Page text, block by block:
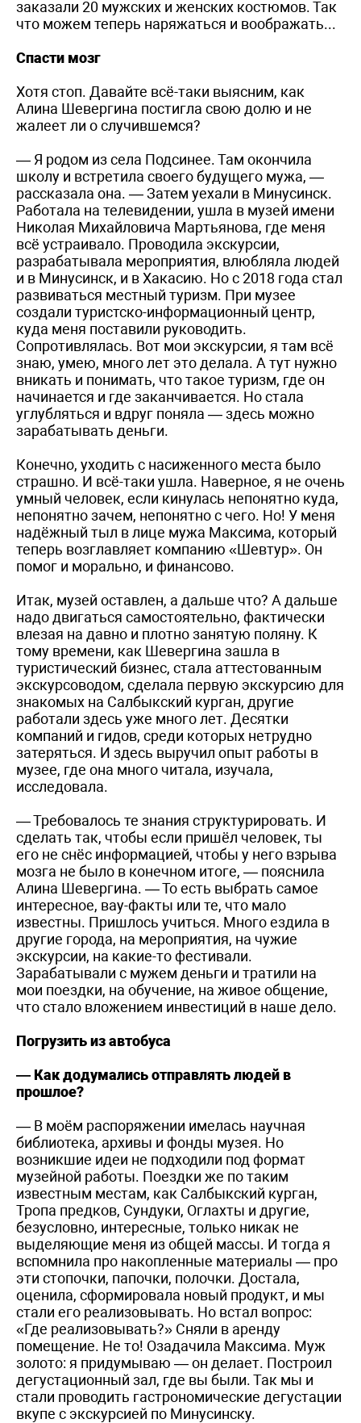
заказали 20 мужских и женских костюмов. Так
что можем теперь наряжаться и воображать...
Спасти мозг
Хотя стоп. Давайте всё-таки выясним, как
Алина Шевергина постигла свою долю и не
жалеет ли о случившемся?
— Я родом из села Подсинее. Там окончила
школу и встретила своего будущего мужа, —
рассказала она. — Затем уехали в Минусинск.
Работала на телевидении, ушла в музей имени
Николая Михайловича Мартьянова, где меня
всё устраивало. Проводила экскурсии,
разрабатывала мероприятия, влюбляла людей
и в Минусинск, и в Хакасию. Но с 2018 года стал
развиваться местный туризм. При музее
создали туристско-информационный центр,
куда меня поставили руководить.
Сопротивлялась. Вот мои экскурсии, я там всё
знаю, умею, много лет это делала. А тут нужно
вникать и понимать, что такое туризм, где он
начинается и где заканчивается. Но стала
углубляться и вдруг поняла — здесь можно
зарабатывать деньги.
Конечно, уходить с насиженного места было
страшно. И всё-таки ушла. Наверное, я не очень
умный человек, если кинулась непонятно куда,
непонятно зачем, непонятно с чего. Но! У меня
надёжный тыл в лице мужа Максима, который
теперь возглавляет компанию «Шевтур». Он
помог и морально, и финансово.
Итак, музей оставлен, а дальше что? А дальше
надо двигаться самостоятельно, фактически
влезая на давно и плотно занятую поляну. К
тому времени, как Шевергина зашла в
туристический бизнес, стала аттестованным
экскурсоводом, сделала первую экскурсию для
знакомых на Салбыкский курган, другие
работали здесь уже много лет. Десятки
компаний и гидов, среди которых нетрудно
затеряться. И здесь выручил опыт работы в
музее, где она много читала, изучала,
исследовала.
— Требовалось те знания структурировать. И
сделать так, чтобы если пришёл человек, ты
его не снёс информацией, чтобы у него взрыва
мозга не было в конечном итоге, — пояснила
Алина Шевергина. — То есть выбрать самое
интересное, вау-факты или те, что мало
известны. Пришлось учиться. Много ездила в
другие города, на мероприятия, на чужие
экскурсии, на какие-то фестивали.
Зарабатывали с мужем деньги и тратили на
мои поездки, на обучение, на живое общение,
что стало вложением инвестиций в наше дело.
Погрузить из автобуса
— Как додумались отправлять людей в
прошлое?
— В моём распоряжении имелась научная
библиотека, архивы и фонды музея. Но
возникшие идеи не подходили под формат
музейной работы. Поездки же по таким
известным местам, как Салбыкский курган,
Тропа предков, Сундуки, Оглахты и другие,
безусловно, интересные, только никак не
выделяющие меня из общей массы. И тогда я
вспомнила про накопленные материалы — про
эти стопочки, папочки, полочки. Достала,
оценила, сформировала новый продукт, и мы
стали его реализовывать. Но встал вопрос:
«Где реализовывать?» Сняли в аренду
помещение. Не то! Озадачила Максима. Муж
золото: я придумываю — он делает. Построил
дегустационный зал, где вы были. Так мы и
стали проводить гастрономические дегустации
вкупе с экскурсией по Минусинску.